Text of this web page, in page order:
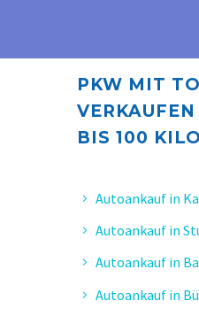
PKW MIT
BIS 100
Autoankauf in
Autoankauf in
Autoankauf in
Autoankauf in